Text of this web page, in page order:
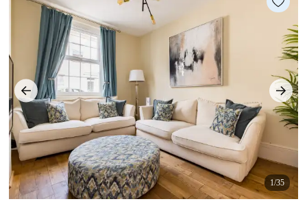
1/35